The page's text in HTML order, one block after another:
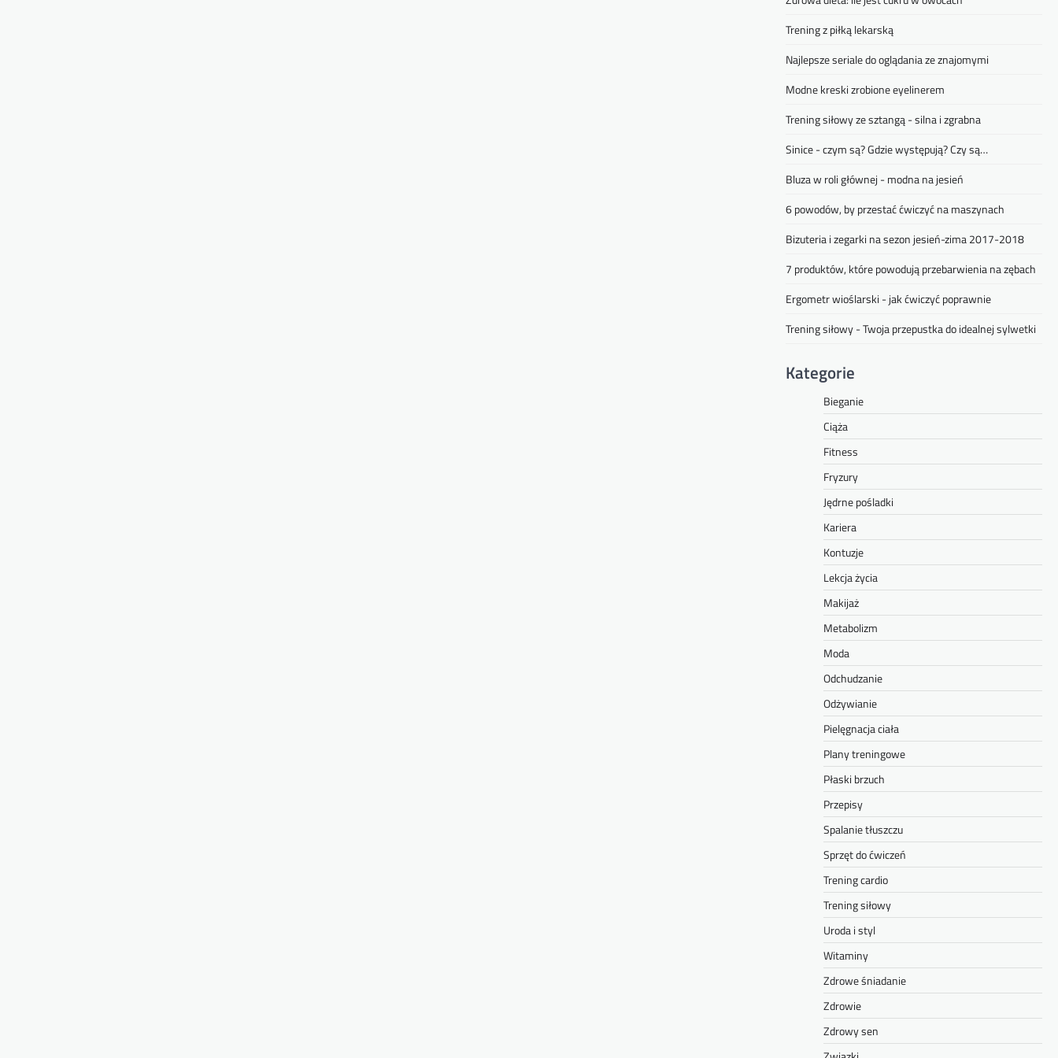
Trening z piłką lekarską
Najlepsze seriale do oglądania ze znajomymi
Modne kreski zrobione eyelinerem
Trening siłowy ze sztangą - silna i zgrabna
Sinice - czym są? Gdzie występują? Czy są…
Bluza w roli głównej - modna na jesień
6 powodów, by przestać ćwiczyć na maszynach
Bizuteria i zegarki na sezon jesień-zima 2017-2018
7 produktów, które powodują przebarwienia na zębach
Ergometr wioślarski - jak ćwiczyć poprawnie
Trening siłowy - Twoja przepustka do idealnej sylwetki
Kategorie
Bieganie
Ciąża
Fitness
Fryzury
Jędrne pośladki
Kariera
Kontuzje
Lekcja życia
Makijaż
Metabolizm
Moda
Odchudzanie
Odżywianie
Pielęgnacja ciała
Plany treningowe
Płaski brzuch
Przepisy
Spalanie tłuszczu
Sprzęt do ćwiczeń
Trening cardio
Trening siłowy
Uroda i styl
Witaminy
Zdrowe śniadanie
Zdrowie
Zdrowy sen